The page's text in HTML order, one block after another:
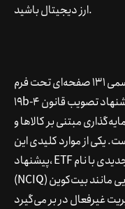
ارز دیجیتال باشید.
در ۱۸ فوریه ۲۰۲۵، نزدک یک درخواست رسمی ۱۳۱ صفحه‌ای تحت فرم
۱۹b-4 به نهادهای نظارتی ارائه داد که در آن پیشنهاد تصویب قانون
مبتنی بر کالاها و
یکی از موارد کلیدی این
پیشنهاد، ETF جدیدی با نام Hashdex Nasdaq Crypto Index US
(NCIQ) است که دارایی‌هایی مانند بیت‌کوین (BTC)، اتریوم (ETH) و